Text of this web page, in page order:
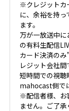
※クレジットカ
に、余裕を持
ます。
万が一放送中に
の有料生配信
カード決済のみ
レジット会社間
短時間での視聴
mahocast側で
※配信者様、お
ません。ご了承